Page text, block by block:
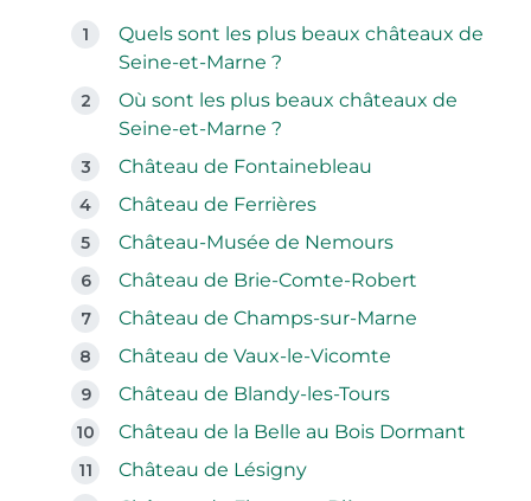
Quels sont les plus beaux châteaux de
Seine-et-Marne ?
Où sont les plus beaux châteaux de
Seine-et-Marne ?
Château de Fontainebleau
Château de Ferrières
Château-Musée de Nemours
Château de Brie-Comte-Robert
Château de Champs-sur-Marne
Château de Vaux-le-Vicomte
Château de Blandy-les-Tours
Château de la Belle au Bois Dormant
Château de Lésigny